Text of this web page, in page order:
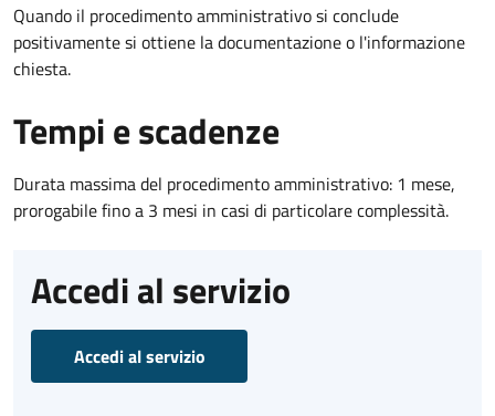
Quando il procedimento amministrativo si conclude
positivamente si ottiene la documentazione o l'informazione
chiesta.
Tempi e scadenze
Durata massima del procedimento amministrativo: 1 mese,
prorogabile fino a 3 mesi in casi di particolare complessità.
Accedi al servizio
Accedi al servizio